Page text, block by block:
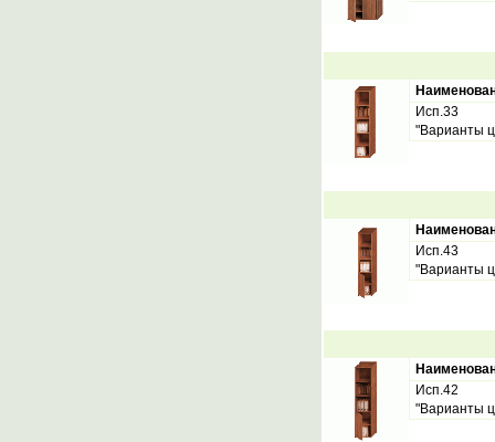
Исп.33
"Варианты
Исп.43
"Варианты
Исп.42
"Варианты